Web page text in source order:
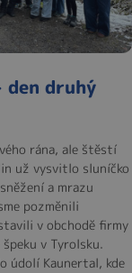
den druhý
rána, ale štěstí
už vysvitlo sluníčko
a mrazu
pozměnili
v obchodě firmy
v Tyrolsku.
údolí Kaunertal, kde